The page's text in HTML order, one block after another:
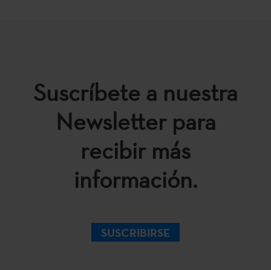
Suscríbete a nuestra
Newsletter para
recibir más
información.
SUSCRIBIRSE